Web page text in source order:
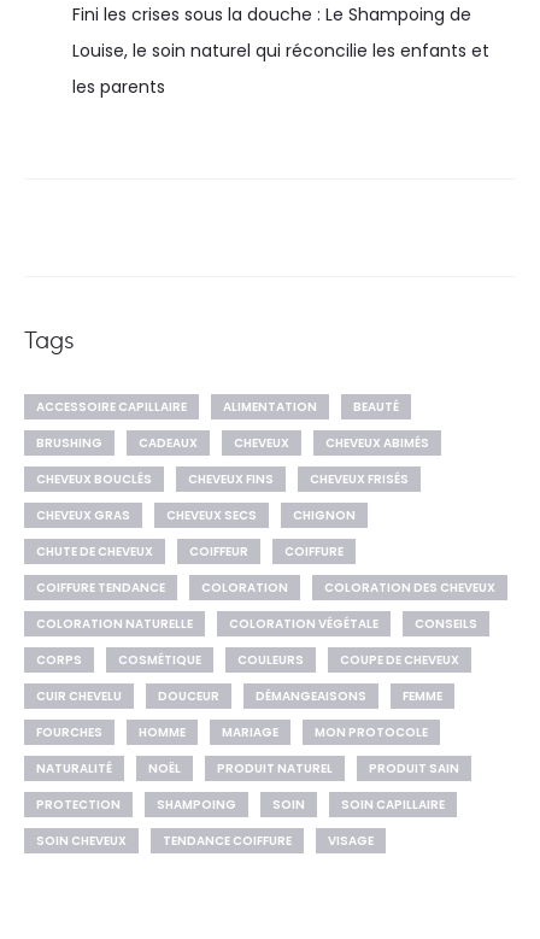
Fini les crises sous la douche : Le Shampoing de
Louise, le soin naturel qui réconcilie les enfants et
les parents
Tags
ACCESSOIRE CAPILLAIRE ALIMENTATION
BEAUTÉ
BRUSHING
CADEAUX CHEVEUX
CHEVEUX ABIMÉS
CHEVEUX BOUCLÉS
CHEVEUX FINS
CHEVEUX FRISÉS
CHEVEUX GRAS
CHEVEUX SECS
CHIGNON
CHUTE DE CHEVEUX
COIFFEUR
COIFFURE
COIFFURE TENDANCE
COLORATION
COLORATION DES CHEVEUX
COLORATION NATURELLE
COLORATION VÉGÉTALE
CONSEILS
CORPS
COSMÉTIQUE COULEURS
COUPE DE CHEVEUX
CUIR CHEVELU
DOUCEUR DÉMANGEAISONS
FEMME
FOURCHES
HOMME MARIAGE
MON PROTOCOLE
NATURALITÉ
NOËL PRODUIT NATUREL
PRODUIT SAIN
PROTECTION
SHAMPOING SOIN
SOIN CAPILLAIRE
SOIN CHEVEUX
TENDANCE COIFFURE VISAGE